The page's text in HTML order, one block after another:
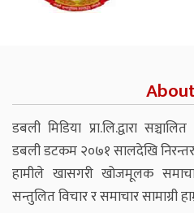
डबली मिडिया प्रा.लि.द्वारा
डबली डटकम २०७१ सालदेखि
हामीले खासगरी खोजमूलक
सन्तुलित विचार र समाचार सामाग्री